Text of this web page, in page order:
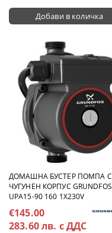
ДОМАШНА БУСТЕР ПОМПА С
ЧУГУНЕН КОРПУС GRUNDFOS
UPA15-90 160 1X230V
€145.00
283.60 лв. с ДДС